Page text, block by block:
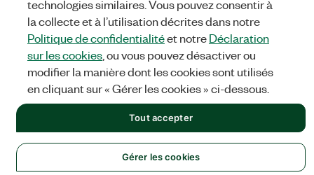
MENTIONS LÉGALES|IMPRINT|CONFIDENTIALITÉ|Gérer
les cookies
©NATIONAL INSTRUMENTS CORP. TOUS DROITS RÉSERVÉS.
technologies similaires. Vous pouvez consentir à
la collecte et à l’utilisation décrites dans notre
Politique de confidentialitéet notreDéclaration
sur les cookies, ou vous pouvez désactiver ou
modifier la manière dont les cookies sont utilisés
en cliquant sur « Gérer les cookies » ci-dessous.
Gérer les cookies
Tout accepter